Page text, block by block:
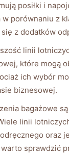
‌posiłki ⁣i
porównaniu z
​z dodatków
linii
które mogą
ich wybór
biznesowej.
bagażowe
linii
oraz⁣
sprawdzić